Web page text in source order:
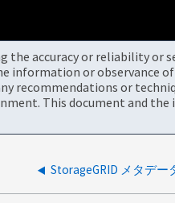
the accuracy or reliability
information or observance
or
This document and